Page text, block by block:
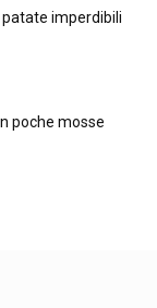
patate imperdibili
poche mosse